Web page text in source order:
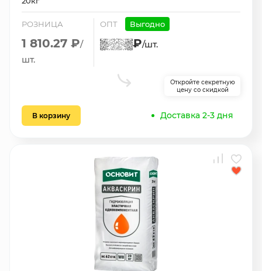
РОЗНИЦА
1 810.27 ₽/
шт.
ОПТ Выгодно
₽/шт.
Откройте секретную
цену со скидкой
В корзину Доставка 2-3 дня